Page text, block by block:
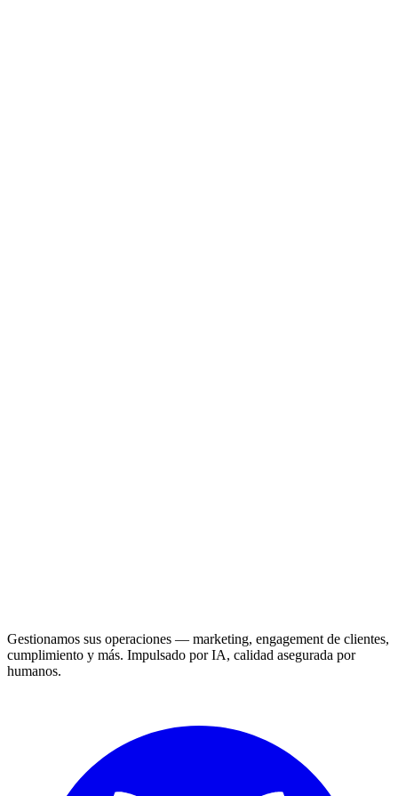
Gestionamos sus operaciones — marketing, engagement de clientes,
cumplimiento y más. Impulsado por IA, calidad asegurada por
humanos.